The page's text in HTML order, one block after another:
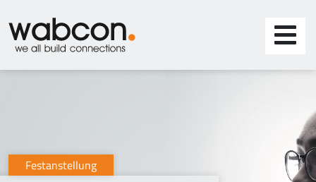
Festanstellung